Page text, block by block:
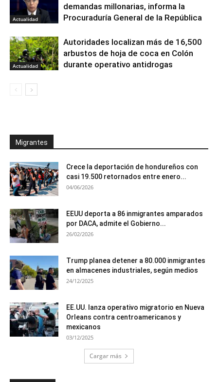
Actualidad
demandas millonarias, informa la
Procuraduría General de la República
Actualidad
Autoridades localizan más de 16,500
arbustos de hoja de coca en Colón
durante operativo antidrogas
Migrantes
Crece la deportación de hondureños con
casi 19.500 retornados entre enero...
04/06/2026
EEUU deporta a 86 inmigrantes amparados
por DACA, admite el Gobierno...
26/02/2026
Trump planea detener a 80.000 inmigrantes
en almacenes industriales, según medios
24/12/2025
EE.UU. lanza operativo migratorio en Nueva
Orleans contra centroamericanos y
mexicanos
03/12/2025
Cargar más